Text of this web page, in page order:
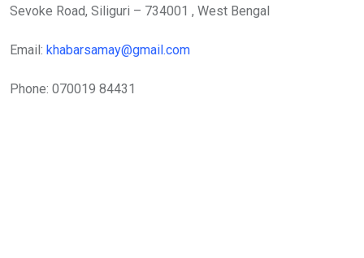
Sevoke Road, Siliguri – 734001 , West Bengal
Email: khabarsamay@gmail.com
Phone: 070019 84431